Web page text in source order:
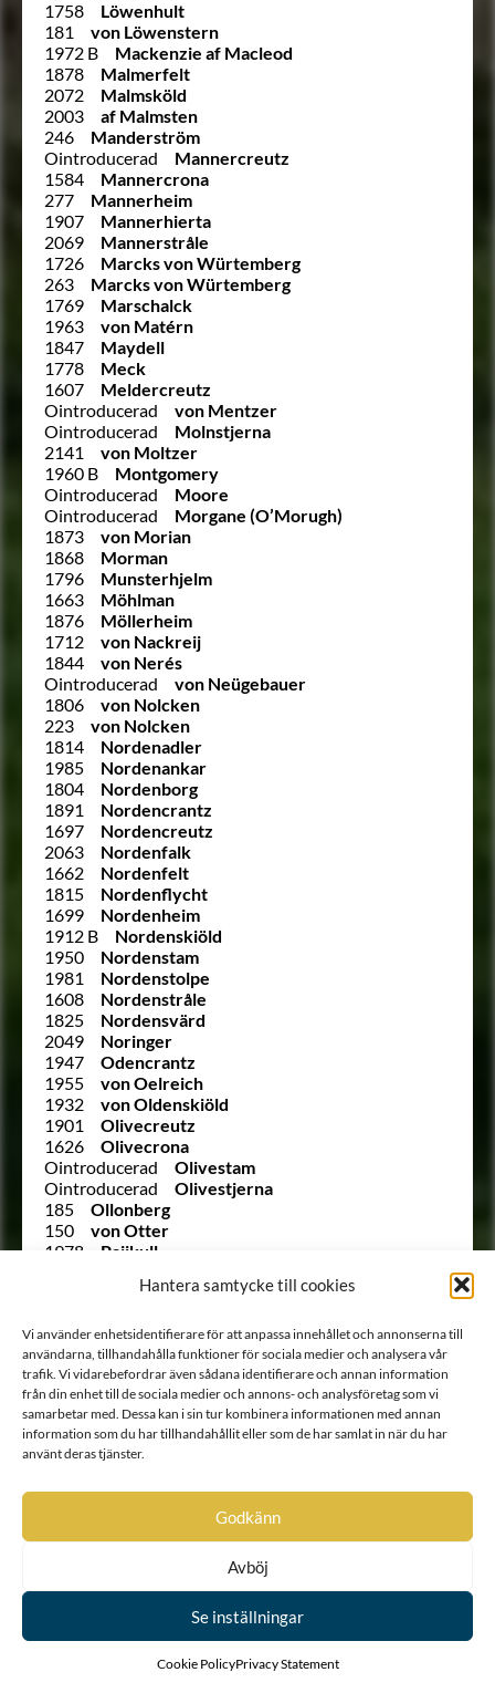
Hantera samtycke till cookies
Vi använder enhetsidentifierare för att anpassa innehållet och annonserna till
användarna, tillhandahålla funktioner för sociala medier och analysera vår
trafik. Vi vidarebefordrar även sådana identifierare och annan information
från din enhet till de sociala medier och annons- och analysföretag som vi
samarbetar med. Dessa kan i sin tur kombinera informationen med annan
information som du har tillhandahållit eller som de har samlat in när du har
använt deras tjänster.
Godkänn
Avböj
Se inställningar
Cookie PolicyPrivacy Statement
1758
Löwenhult
181
von Löwenstern
1972 B
Mackenzie af Macleod
1878
Malmerfelt
2072
Malmsköld
2003
af Malmsten
246
Manderström
Ointroducerad
Mannercreutz
1584
Mannercrona
277
Mannerheim
1907
Mannerhierta
2069
Mannerstråle
1726
Marcks von Würtemberg
263
Marcks von Würtemberg
1769
Marschalck
1963
von Matérn
1847
Maydell
1778
Meck
1607
Meldercreutz
Ointroducerad
von Mentzer
Ointroducerad
Molnstjerna
2141
von Moltzer
1960 B
Montgomery
Ointroducerad
Moore
Ointroducerad
Morgane (O’Morugh)
1873
von Morian
1868
Morman
1796
Munsterhjelm
1663
Möhlman
1876
Möllerheim
1712
von Nackreij
1844
von Nerés
Ointroducerad
von Neügebauer
1806
von Nolcken
223
von Nolcken
1814
Nordenadler
1985
Nordenankar
1804
Nordenborg
1891
Nordencrantz
1697
Nordencreutz
2063
Nordenfalk
1662
Nordenfelt
1815
Nordenflycht
1699
Nordenheim
1912 B
Nordenskiöld
1950
Nordenstam
1981
Nordenstolpe
1608
Nordenstråle
1825
Nordensvärd
2049
Noringer
1947
Odencrantz
1955
von Oelreich
1932
von Oldenskiöld
1901
Olivecreutz
1626
Olivecrona
Ointroducerad
Olivestam
Ointroducerad
Olivestjerna
185
Ollonberg
150
von Otter
1978
Paijkull
Palmcreutz
212
Palmfelt
Ointroducerad
Palmfelt
220
Palmstierna
Ointroducerad
von Palthen
1604
Panso
2343
Pantzerhielm
1915
Pechlin
Ointroducerad
Pike
1623
Plantenstedt
von Plessen
Plommenfelt